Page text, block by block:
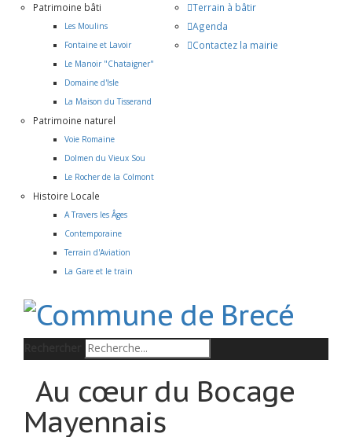
Patrimoine bâti
Les Moulins
Fontaine et Lavoir
Le Manoir "Chataigner"
Domaine d'Isle
La Maison du Tisserand
Patrimoine naturel
Voie Romaine
Dolmen du Vieux Sou
Le Rocher de la Colmont
Histoire Locale
A Travers les Âges
Contemporaine
Terrain d'Aviation
La Gare et le train
Terrain à bâtir
Agenda
Contactez la mairie
Au cœur du Bocage
Mayennais